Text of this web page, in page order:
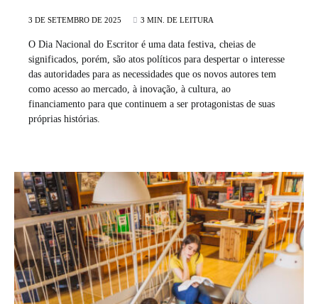
3 DE SETEMBRO DE 2025 3 MIN. DE LEITURA
O Dia Nacional do Escritor é uma data festiva, cheias de
significados, porém, são atos políticos para despertar o interesse
das autoridades para as necessidades que os novos autores tem
como acesso ao mercado, à inovação, à cultura, ao
financiamento para que continuem a ser protagonistas de suas
próprias histórias.